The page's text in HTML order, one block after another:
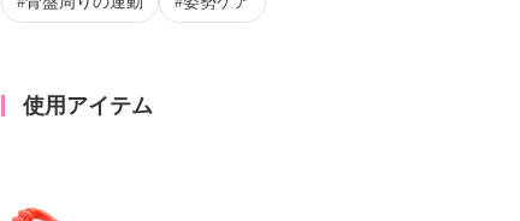
使用アイテム